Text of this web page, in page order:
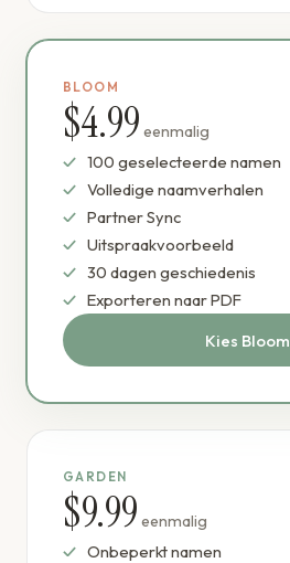
BLOOM
$4.99 eenmalig
100 geselecteerde namen
Volledige naamverhalen
Partner Sync
Uitspraakvoorbeeld
30 dagen geschiedenis
Exporteren naar PDF
Kies Bloom
GARDEN
$9.99 eenmalig
Onbeperkt namen